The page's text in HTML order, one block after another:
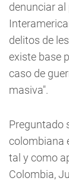
denunciar
delitos de
existe base
caso de
masiva".
Preguntado
colombiana
tal y como
Colombia,